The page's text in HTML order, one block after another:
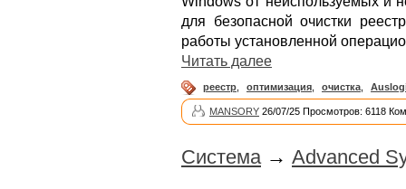
для безопасной очистки
работы установленной
Читать далее
реестр оптимизация очистка
MANSORY 26/07/25 Просмотров: 6118
Система → Advanced